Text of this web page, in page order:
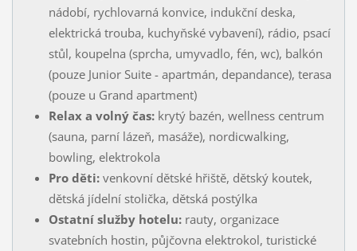
nádobí, rychlovarná konvice, indukční deska,
elektrická trouba, kuchyňské vybavení), rádio, psací
stůl, koupelna (sprcha, umyvadlo, fén, wc), balkón
(pouze Junior Suite - apartmán, depandance), terasa
(pouze u Grand apartment)
Relax a volný čas: krytý bazén, wellness centrum
(sauna, parní lázeň, masáže), nordicwalking,
bowling, elektrokola
Pro děti: venkovní dětské hřiště, dětský koutek,
dětská jídelní stolička, dětská postýlka
Ostatní služby hotelu: rauty, organizace
svatebních hostin, půjčovna elektrokol, turistické